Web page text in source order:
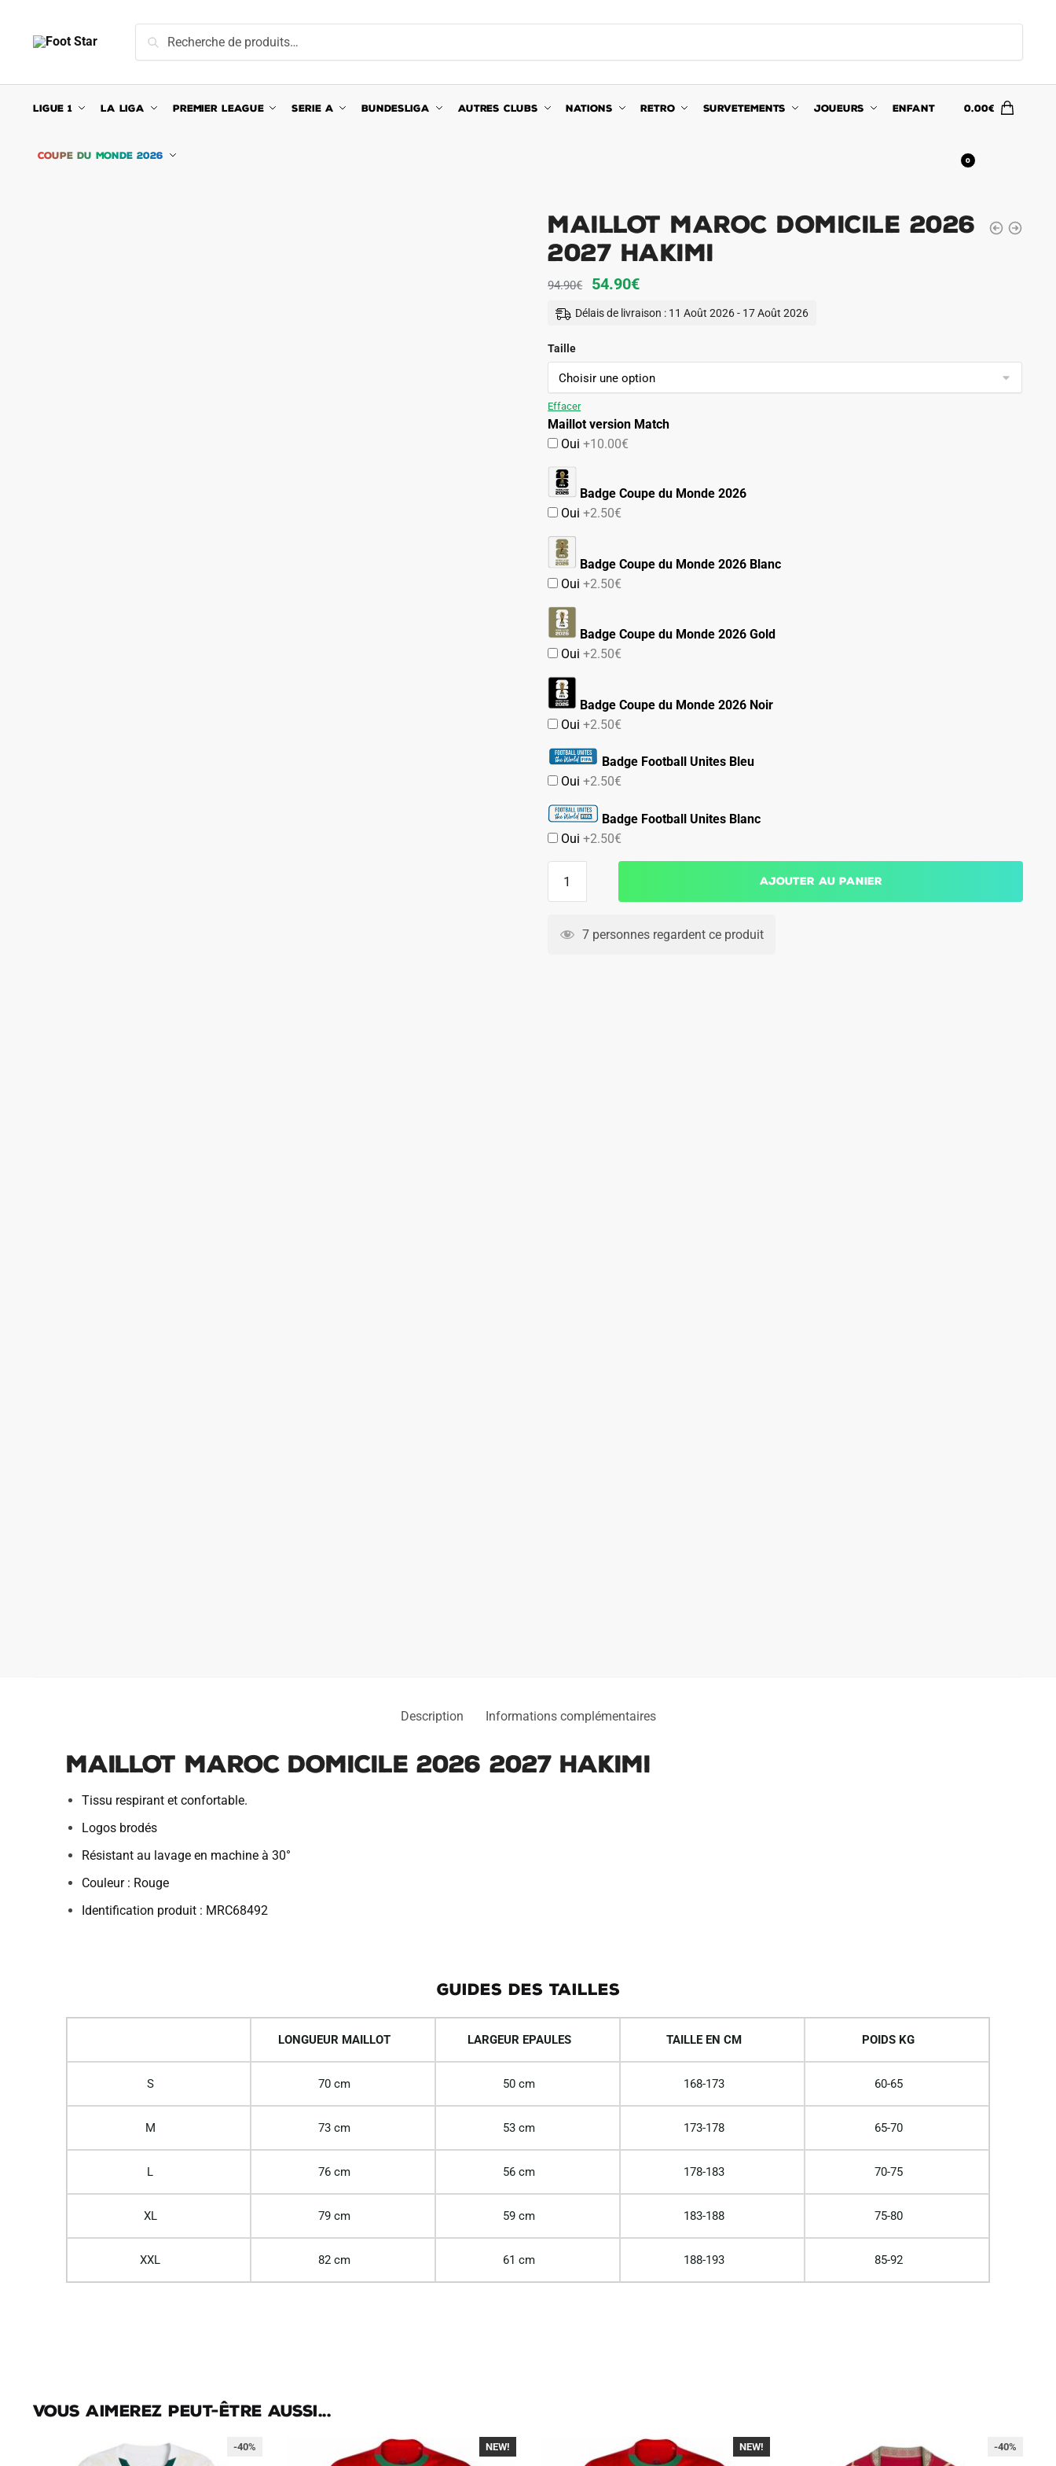
navigation
content
pour :
Recherche
LIGUE 1 LA LIGA PREMIER LEAGUE SERIE A BUNDESLIGA AUTRES CLUBS NATIONS RETRO SURVETEMENTS JOUEURS ENFANT
COUPE DU MONDE 2026
0.00€
0
Maillot Maroc Domicile 2026
2027 Hakimi
94.90€
Le
prix
94.90€.
54.90€Le
prix
54.90€.
Délais de livraison : 11 Août 2026 - 17 Août 2026
Taille
Effacer
Maillot version Match
Oui+10.00€
Badge Coupe du Monde 2026
Oui+2.50€
Badge Coupe du Monde 2026 Blanc
Oui+2.50€
Badge Coupe du Monde 2026 Gold
Oui+2.50€
Badge Coupe du Monde 2026 Noir
Oui+2.50€
Badge Football Unites Bleu
Oui+2.50€
Badge Football Unites Blanc
Oui+2.50€
Maroc
Ajouter au panier
7 personnes regardent ce produit
Description Informations complémentaires
Maillot Maroc Domicile 2026 2027 Hakimi
Tissu respirant et confortable.
Logos brodés
Résistant au lavage en machine à 30°
Couleur : Rouge
Identification produit : MRC68492
GUIDES DES TAILLES
LONGUEUR MAILLOT LARGEUR EPAULES TAILLE EN CM POIDS KG
S 70 cm 50 cm 168-173 60-65
M 73 cm 53 cm 173-178 65-70
L 76 cm 56 cm 178-183 70-75
XL 79 cm 59 cm 183-188 75-80
XXL 82 cm 61 cm 188-193 85-92
Vous aimerez peut-être aussi...
-40% -40%
NEW! -40%
NEW! -40%